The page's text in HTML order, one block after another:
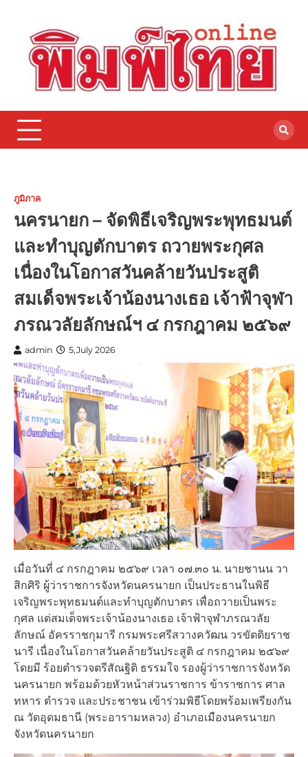
content
ภูมิภาค
นครนายก – จัดพิธีเจริญพระพุทธมนต์
และทำบุญตักบาตร ถวายพระกุศล
เนื่องในโอกาสวันคล้ายวันประสูติ
สมเด็จพระเจ้าน้องนางเธอ เจ้าฟ้าจุฬา
ภรณวลัยลักษณ์ฯ ๔ กรกฎาคม ๒๕๖๙
admin 5,July 2026
เมื่อวันที่ ๔ กรกฎาคม ๒๕๖๙ เวลา ๐๗.๓๐ น. นายชานน วา
สิกศิริ ผู้ว่าราชการจังหวัดนครนายก เป็นประธานในพิธี
เจริญพระพุทธมนต์และทำบุญตักบาตร เพื่อถวายเป็นพระ
กุศล แด่สมเด็จพระเจ้าน้องนางเธอ เจ้าฟ้าจุฬาภรณวลัย
ลักษณ์ อัครราชกุมารี กรมพระศรีสวางควัฒน วรขัตติยราช
นารี เนื่องในโอกาสวันคล้ายวันประสูติ ๔ กรกฎาคม ๒๕๖๙
โดยมี ร้อยตำรวจตรีสัณฐิติ ธรรมใจ รองผู้ว่าราชการจังหวัด
นครนายก พร้อมด้วยหัวหน้าส่วนราชการ ข้าราชการ ศาล
ทหาร ตำรวจ และประชาชน เข้าร่วมพิธีโดยพร้อมเพรียงกัน
ณ วัดอุดมธานี (พระอารามหลวง) อำเภอเมืองนครนายก
จังหวัดนครนายก